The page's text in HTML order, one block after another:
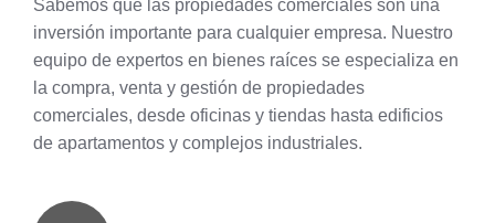
Sabemos que las propiedades comerciales son una
inversión importante para cualquier empresa. Nuestro
equipo de expertos en bienes raíces se especializa en
la compra, venta y gestión de propiedades
comerciales, desde oficinas y tiendas hasta edificios
de apartamentos y complejos industriales.